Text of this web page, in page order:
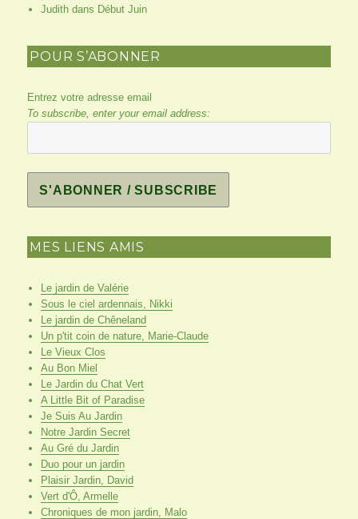
Judithdans Début Juin
POUR S’ABONNER
Entrez votre adresse email
To subscribe, enter your email address:
MES LIENS AMIS
Le jardin de Valérie
Sous le ciel ardennais, Nikki
Le jardin de Chêneland
Un p'tit coin de nature, Marie-Claude
Le Vieux Clos
Au Bon Miel
Le Jardin du Chat Vert
A Little Bit of Paradise
Je Suis Au Jardin
Notre Jardin Secret
Au Gré du Jardin
Duo pour un jardin
Plaisir Jardin, David
Vert d'Ô, Armelle
Chroniques de mon jardin, Malo